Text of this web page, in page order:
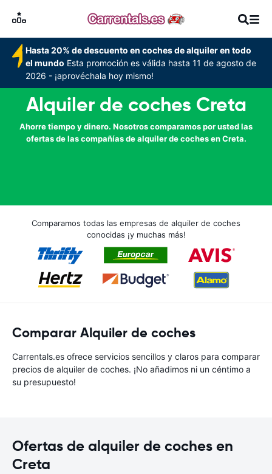
Hasta 20% de descuento en coches de alquiler en todo
el mundo Esta promoción es válida hasta 11 de agosto de
2026 - ¡aprovéchala hoy mismo!
Alquiler de coches Creta
Ahorre tiempo y dinero. Nosotros comparamos por usted las
ofertas de las compañías de alquiler de coches en Creta.
Comparamos todas las empresas de alquiler de coches
conocidas ¡y muchas más!
Comparar Alquiler de coches
Carrentals.es ofrece servicios sencillos y claros para comparar
precios de alquiler de coches. ¡No añadimos ni un céntimo a
su presupuesto!
Ofertas de alquiler de coches en
Creta